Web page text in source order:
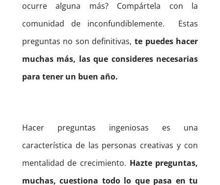
ocurre alguna más?
Compártela con la
comunidad de inconfundiblemente.
Estas
preguntas no son definitivas,te puedes hacer
muchas más, las que consideres necesarias
para tener un buen año.
Hacer preguntas ingeniosas es una
característica de las personas creativas y con
mentalidad de crecimiento. Hazte preguntas,
muchas, cuestiona todo lo que pasa en tu